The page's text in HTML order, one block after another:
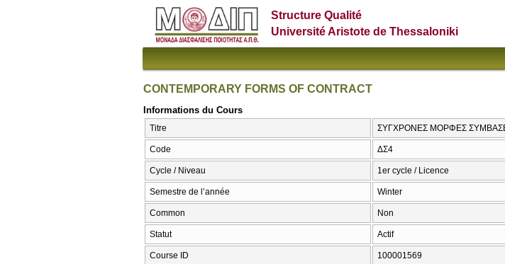
Structure Qualité
Université Aristote de Thessaloniki
CONTEMPORARY FORMS OF CONTRACT
Informations du Cours
Titre ΣΥΓΧΡΟΝΕΣ ΜΟΡΦΕΣ
Code ΔΣ4
Cycle / Niveau 1er cycle / Licence
Semestre de l’année Winter
Common Non
Statut Actif
Course ID 100001569